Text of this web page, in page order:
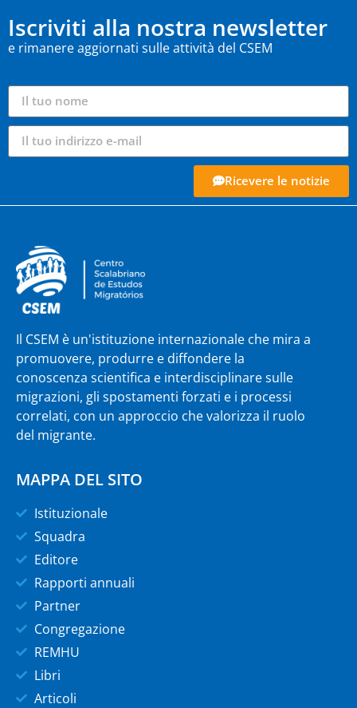
Iscriviti alla nostra newsletter
e rimanere aggiornati sulle attività del CSEM
Ricevere le notizie
Il CSEM è un'istituzione internazionale che mira a
promuovere, produrre e diffondere la
conoscenza scientifica e interdisciplinare sulle
migrazioni, gli spostamenti forzati e i processi
correlati, con un approccio che valorizza il ruolo
del migrante.
MAPPA DEL SITO
Istituzionale
Squadra
Editore
Rapporti annuali
Partner
Congregazione
REMHU
Libri
Articoli